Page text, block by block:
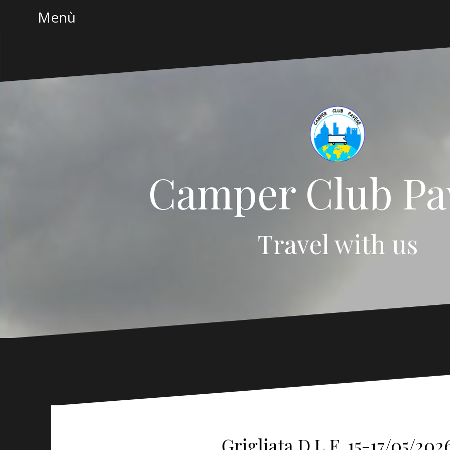
Menù
Camper Club
Travel with us
Grigliata D.L.F. 15-17/05/